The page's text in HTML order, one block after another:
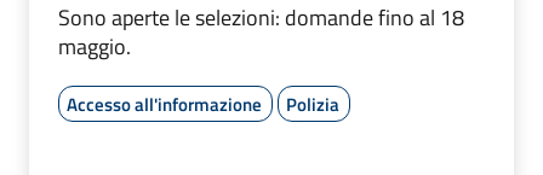
Sono aperte le selezioni: domande fino al 18
maggio.
Accesso all'informazione Polizia